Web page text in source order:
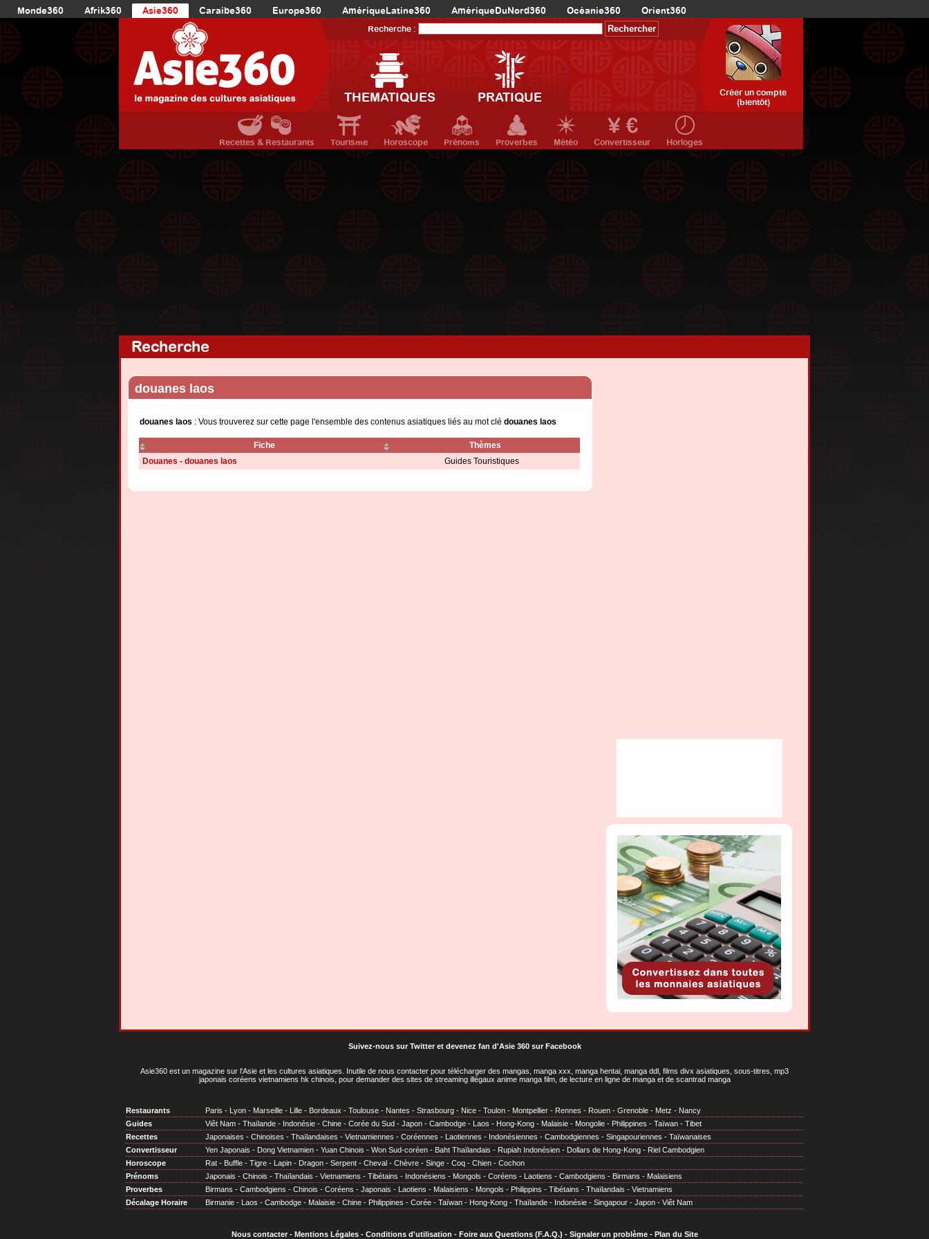
Monde360 Afrik360 Asie360 Caraibe360 Europe360 AmériqueLatine360 AmériqueDuNord360 Océanie360 Orient360
Recherche :
THEMATIQUES PRATIQUE
Créer un compte
(bientôt)
Recettes & Restaurants Tourisme Horoscope Prénoms Proverbes Météo Convertisseur Horloges
Recherche
douanes laos
douanes laos : Vous trouverez sur cette page l'ensemble des contenus asiatiques liés au mot clé douanes laos
Fiche
Thèmes
Douanes - douanes laos
Guides Touristiques
Suivez-nous sur Twitteret devenez fan d'Asie 360 sur Facebook
Asie360 est un magazine sur l'Asie et les cultures asiatiques . Inutile de nous contacter pour télécharger des mangas, manga xxx, manga hentai, manga ddl, films divx asiatiques, sous-titres, mp3
japonais coréens vietnamiens hk chinois, pour demander des sites de streaming illégaux anime manga film, de lecture en ligne de manga et de scantrad manga
Restaurants Paris - Lyon - Marseille - Lille - Bordeaux - Toulouse - Nantes - Strasbourg - Nice - Toulon - Montpellier - Rennes - Rouen - Grenoble - Metz - Nancy
Guides
Viêt Nam - Thaïlande - Indonésie - Chine - Corée du Sud - Japon - Cambodge - Laos - Hong-Kong - Malaisie - Mongolie - Philippines - Taïwan - Tibet
Recettes
Japonaises - Chinoises - Thaïlandaises - Vietnamiennes - Coréennes - Laotiennes - Indonésiennes - Cambodgiennes - Singapouriennes - Taïwanaises
Convertisseur
Yen Japonais - Dong Vietnamien - Yuan Chinois - Won Sud-coréen - Baht Thaïlandais - Rupiah Indonésien - Dollars de Hong-Kong - Riel Cambodgien
Horoscope
Rat - Buffle - Tigre - Lapin - Dragon - Serpent - Cheval - Chèvre - Singe - Coq - Chien - Cochon
Prénoms
Japonais - Chinois - Thaïlandais - Vietnamiens - Tibétains - Indonésiens - Mongols - Coréens - Laotiens - Cambodgiens - Birmans - Malaisiens
Proverbes
Birmans - Cambodgiens - Chinois - Coréens - Japonais - Laotiens - Malaisiens - Mongols - Philippins - Tibétains - Thaïlandais - Vietnamiens
Décalage Horaire
Birmanie - Laos - Cambodge - Malaisie - Chine - Philippines - Corée - Taïwan - Hong-Kong - Thaïlande - Indonésie - Singapour - Japon - Viêt Nam
Nous contacter- Mentions Légales- Conditions d'utilisation - Foire aux Questions (F.A.Q.) - Signaler un problème- Plan du Site